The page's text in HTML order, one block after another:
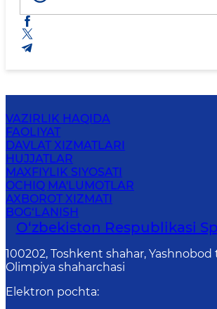
VAZIRLIK HAQIDA
FAOLIYAT
DAVLAT XIZMATLARI
HUJJATLAR
MAXFIYLIK SIYOSATI
OCHIQ MA'LUMOTLAR
AXBOROT XIZMATI
BOG‘LANISH
O‘zbekiston Respublikasi
100202, Toshkent shahar,
Olimpiya shaharchasi
Elektron pochta: